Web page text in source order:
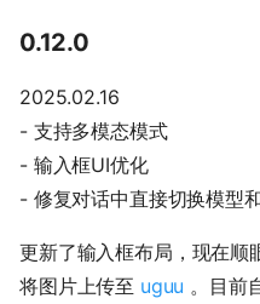
0.12.0
2025.02.16
- 支持多模态模式
- 输入框UI优化
- 修复对话中直接切换模型
更新了输入框布局，现在顺
将图片上传至 uguu 。目前